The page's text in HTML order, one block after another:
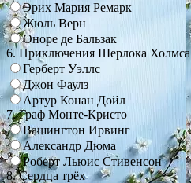
Эрих Мария Ремарк
Жюль Верн
Оноре де Бальзак
6. Приключения Шерлока Холмса
Герберт Уэллс
Джон Фаулз
Артур Конан Дойл
7. Граф Монте-Кристо
Вашингтон Ирвинг
Александр Дюма
Роберт Льюис Стивенсон
8. Сердца трёх